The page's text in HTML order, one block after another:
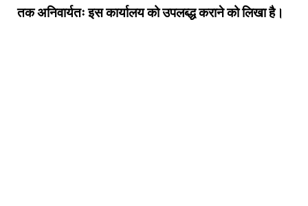
तक अनिवार्यतः इस कार्यालय को उपलब्द्ध कराने को लिखा है।